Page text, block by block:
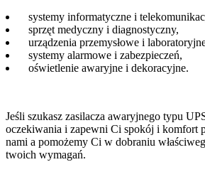
systemy informatyczne i
sprzęt medyczny i diagnostyczny,
urządzenia przemysłowe i
systemy alarmowe i zabezpieczeń,
oświetlenie awaryjne i dekoracyjne.
Jeśli szukasz zasilacza awaryjnego typu
oczekiwania i zapewni Ci spokój i komfort
nami a pomożemy Ci w dobraniu
twoich wymagań.